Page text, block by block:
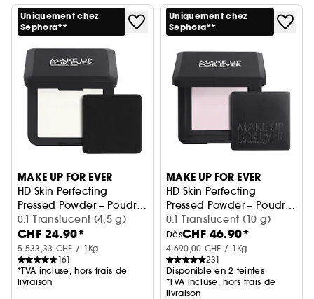
Uniquement chez
Sephora**
MAKE UP FOR EVER
HD Skin Perfecting
Pressed Powder – Poudre
pressée ultra floutante
imperceptible
0.1 Translucent (4,5 g)
CHF 24.90*
5.533,33 CHF / 1Kg
161
*TVA incluse, hors frais de
livraison
Uniquement chez
Sephora**
MAKE UP FOR EVER
HD Skin Perfecting
Pressed Powder – Poudre
pressée ultra floutante
imperceptible
0.1 Translucent (10 g)
DèsCHF 46.90*
4.690,00 CHF / 1Kg
231
Disponible en 2 teintes
*TVA incluse, hors frais de
livraison